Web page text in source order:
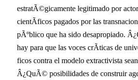
estratÃ©gicamente legitimado por
cientÃ­ficos pagados por las
pÃºblico que ha sido desapropiado.
hay para que las voces crÃ­ticas de
ficos contra el modelo extractivista
Â¿QuÃ© posibilidades de construir